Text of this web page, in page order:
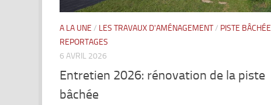
A LA UNE / LES TRAVAUX D'AMÉNAGEMENT/ PISTE BÂCHÉE
REPORTAGES
6 AVRIL 2026
Entretien 2026: rénovation de la piste
bâchée